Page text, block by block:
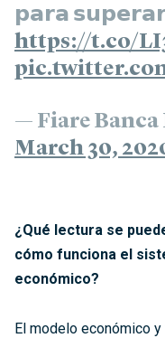
𝗽𝗮𝗿𝗮 𝘀𝘂𝗽𝗲𝗿𝗮𝗿
https://t.co/
— Fiare Banca
March 30,
¿Qué lectura se
cómo funciona el
económico?
El modelo económico